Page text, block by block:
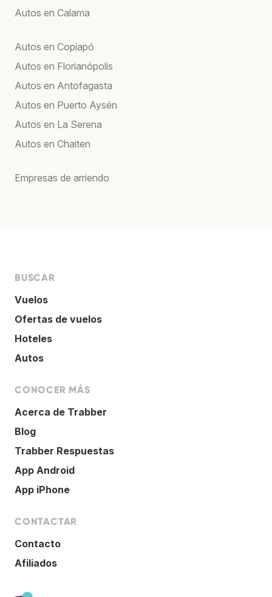
Autos en Calama
Autos en Copiapó
Autos en Florianópolis
Autos en Antofagasta
Autos en Puerto Aysén
Autos en La Serena
Autos en Chaiten
Empresas de arriendo
BUSCAR
Vuelos
Ofertas de vuelos
Hoteles
Autos
CONOCER MÁS
Acerca de Trabber
Blog
Trabber Respuestas
App Android
App iPhone
CONTACTAR
Contacto
Afiliados